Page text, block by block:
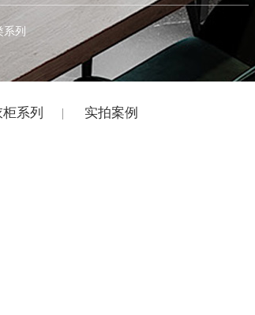
系列
系列 实拍案例